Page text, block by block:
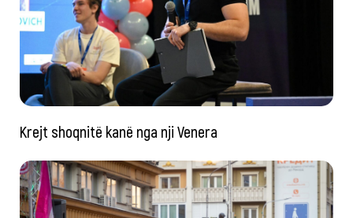
Krejt shoqnitë kanë nga nji Venera